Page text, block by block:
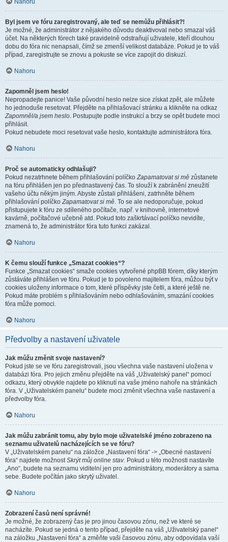
Nahoru
Byl jsem ve fóru zaregistrovaný, ale teď se nemůžu přihlásit?!
Je možné, že administrátor z nějakého důvodu deaktivoval nebo smazal váš
účet. Na některých fórech také pravidelně odstraňují uživatele, kteří dlouhou
dobu do fóra nic nenapsali, čímž se zmenší velikost databáze. Pokud je to váš
případ, zaregistrujte se znovu a pokuste se více zapojit do diskuzí.
Nahoru
Zapomněl jsem heslo!
Nepropadejte panice! Vaše původní heslo nelze sice získat zpět, ale můžete
ho jednoduše resetovat. Přejděte na přihlašovací stránku a klikněte na odkaz
Zapomněl/a jsem heslo. Postupujte podle instrukcí a brzy se opět budete moci
přihlásit.
Pokud nebudete moci resetovat vaše heslo, kontaktujte administrátora fóra.
Nahoru
Proč se automaticky odhlašuji?
Pokud nezatrhnete během přihlašování políčkoZapamatovat si mě zůstanete
na fóru přihlášen jen po přednastavený čas. To slouží k zabránění zneužití
vašeho účtu někým jiným. Abyste zůstali přihlášeni, zatrhněte během
přihlašování políčkoZapamatovat si mě. To se ale nedoporučuje, pokud
přistupujete k fóru ze sdíleného počítače, např. v knihovně, internetové
kavárně, počítačové učebně atd. Pokud toto zaškrtávací políčko nevidíte,
znamená to, že administrátor fóra tuto funkci zakázal.
Nahoru
K čemu slouží funkce „Smazat cookies“?
Funkce „Smazat cookies“ smaže cookies vytvořené phpBB fórem, díky kterým
zůstáváte přihlášen ve fóru. Pokud je to povoleno majitelem fóra, můžou být v
cookies uloženy informace o tom, které příspěvky jste četli, a které ještě ne.
Pokud máte problém s přihlašováním nebo odhlašováním, smazání cookies
fóra může pomoci.
Nahoru
Předvolby a nastavení uživatele
Jak můžu změnit svoje nastavení?
Pokud jste se ve fóru zaregistrovali, jsou všechna vaše nastavení uložena v
databázi fóra. Pro jejich změnu přejděte na váš „Uživatelský panel“ pomocí
odkazu, který obvykle najdete po kliknutí na vaše jméno nahoře na stránkách
fóra. V „Uživatelském panelu“ budete moci změnit všechna vaše nastavení a
předvolby fóra.
Nahoru
Jak můžu zabránit tomu, aby bylo moje uživatelské jméno zobrazeno na
seznamu uživatelů nacházejících se ve fóru?
V „Uživatelském panelu“ na záložce „Nastavení fóra“ -> „Obecné nastavení
fóra“ najdete možnostSkrýt můj online stav. Pokud u této možnosti nastavíte
„Ano“, budete na seznamu viditelní jen pro administrátory, moderátory a sama
sebe. Budete počítán jako skrytý uživatel.
Nahoru
Zobrazení časů není správné!
Je možné, že zobrazený čas je pro jinou časovou zónu, než ve které se
nacházíte. Pokud se jedná o tento případ, přejděte na váš „Uživatelský panel“
na záložku „Nastavení fóra“ a změňte vaši časovou zónu, aby odpovídala vaší